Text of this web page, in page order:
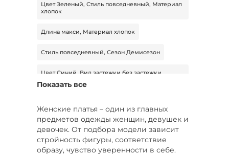
Цвет Зеленый, Стиль повседневный, Материал
хлопок
Длина макси, Материал хлопок
Стиль повседневный, Сезон Демисезон
Цвет Синий, Вид застежки без застежки,
Демисезон
Стиль повседневный, Размер 50
Цвет Голубой, Сезон Лето, Размер 44
Показать все
Женские платья – один из главных
предметов одежды женщин, девушек и
девочек. От подбора модели зависит
стройность фигуры, соответствие
образу, чувство уверенности в себе.